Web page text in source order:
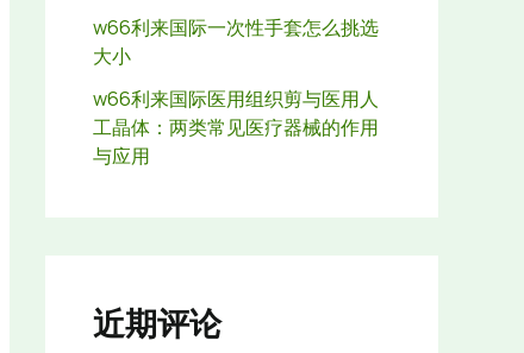
w66利来国际一次性手套怎么挑选
大小
w66利来国际医用组织剪与医用人
工晶体：两类常见医疗器械的作用
与应用
近期评论